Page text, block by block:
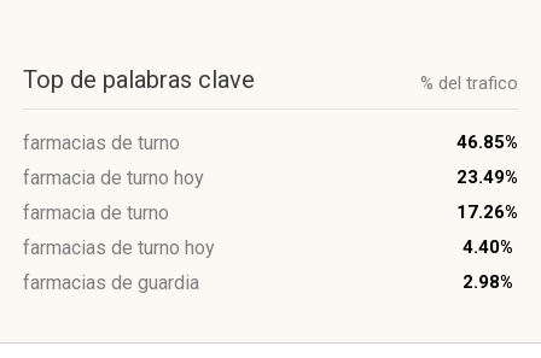
Top de palabras clave % del trafico
farmacias de turno 46.85%
farmacia de turno hoy 23.49%
farmacia de turno 17.26%
farmacias de turno hoy 4.40%
farmacias de guardia 2.98%